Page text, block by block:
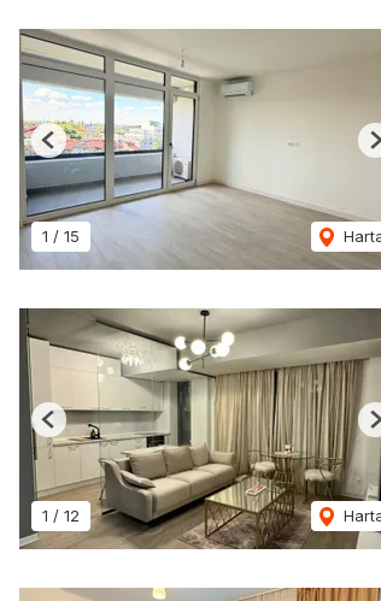
1 / 15
Previous
1 / 12
Previous